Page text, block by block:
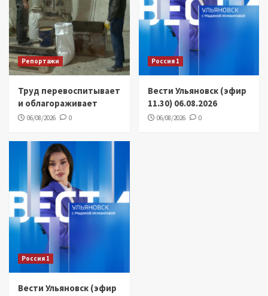
Репортажи
Труд перевоспитывает
и облагораживает
06/08/2026 0
Россия 1
Вести Ульяновск (эфир
11.30) 06.08.2026
06/08/2026 0
Россия 1
Вести Ульяновск (эфир